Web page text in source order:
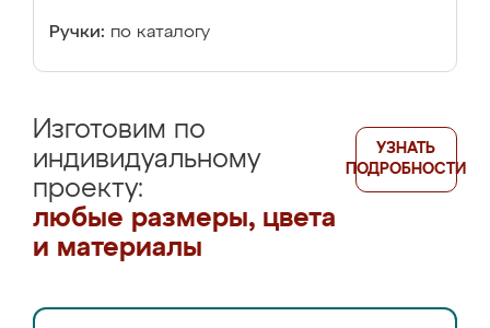
Ручки: по каталогу
Изготовим по
индивидуальному
проекту:
любые размеры, цвета
и материалы
УЗНАТЬ
ПОДРОБНОСТИ